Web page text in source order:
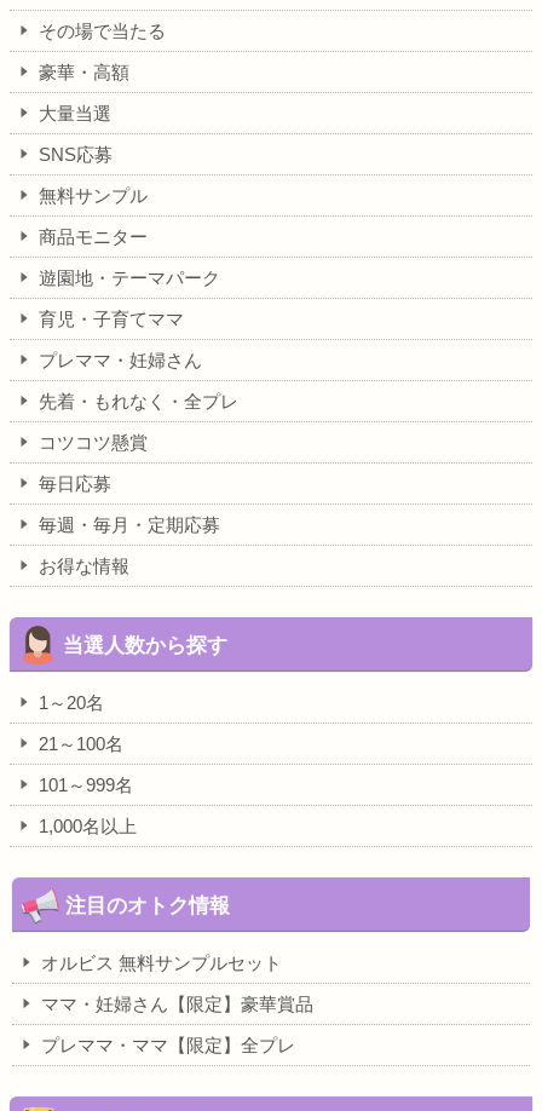
その場で当たる
豪華・高額
大量当選
SNS応募
無料サンプル
商品モニター
遊園地・テーマパーク
育児・子育てママ
プレママ・妊婦さん
先着・もれなく・全プレ
コツコツ懸賞
毎日応募
毎週・毎月・定期応募
お得な情報
当選人数から探す
1～20名
21～100名
101～999名
1,000名以上
注目のオトク情報
オルビス 無料サンプルセット
ママ・妊婦さん【限定】豪華賞品
プレママ・ママ【限定】全プレ